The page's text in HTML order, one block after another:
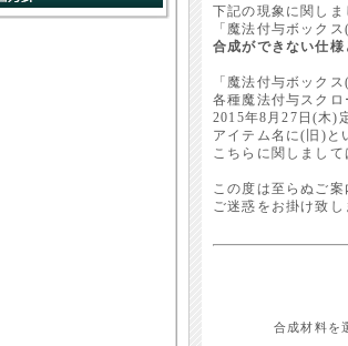
下記の現象に関しま
「魔法付与ボック
合成ができない仕様
「魔法付与ボック
各種魔法付与スクロ
2015年8月27日(木)
アイテム名に(旧)と
こちらに関しまし
この度は至らぬご案
ご迷惑をお掛け致し
合成材料を